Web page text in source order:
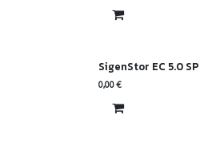
SigenStor EC 5.0 SP
0,00€